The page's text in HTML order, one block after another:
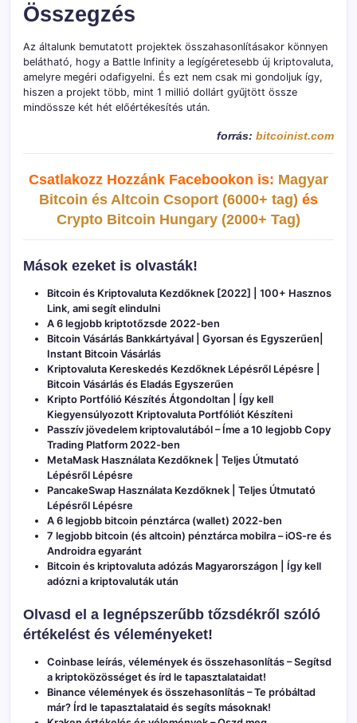
Összegzés
Az általunk bemutatott projektek összahasonlításakor könnyen
belátható, hogy a Battle Infinity a legígéretesebb új kriptovaluta,
amelyre megéri odafigyelni. És ezt nem csak mi gondoljuk így,
hiszen a projekt több, mint 1 millió dollárt gyűjtött össze
mindössze két hét előértékesítés után.
forrás: bitcoinist.com
Csatlakozz Hozzánk Facebookon is: Magyar
Bitcoin és Altcoin Csoport (6000+ tag) és
Crypto Bitcoin Hungary (2000+ Tag)
Mások ezeket is olvasták!
Bitcoin és Kriptovaluta Kezdőknek [2022] | 100+ Hasznos
Link, ami segít elindulni
A 6 legjobb kriptotőzsde 2022-ben
Bitcoin Vásárlás Bankkártyával | Gyorsan és Egyszerűen|
Instant Bitcoin Vásárlás
Kriptovaluta Kereskedés Kezdőknek Lépésről Lépésre |
Bitcoin Vásárlás és Eladás Egyszerűen
Kripto Portfólió Készítés Átgondoltan | Így kell
Kiegyensúlyozott Kriptovaluta Portfóliót Készíteni
Passzív jövedelem kriptovalutából – Íme a 10 legjobb Copy
Trading Platform 2022-ben
MetaMask Használata Kezdőknek | Teljes Útmutató
Lépésről Lépésre
PancakeSwap Használata Kezdőknek | Teljes Útmutató
Lépésről Lépésre
A 6 legjobb bitcoin pénztárca (wallet) 2022-ben
7 legjobb bitcoin (és altcoin) pénztárca mobilra – iOS-re és
Androidra egyaránt
Bitcoin és kriptovaluta adózás Magyarországon | Így kell
adózni a kriptovaluták után
Olvasd el a legnépszerűbb tőzsdékről szóló
értékelést és véleményeket!
Coinbase leírás, vélemények és összehasonlítás – Segítsd
a kriptoközösséget és írd le tapasztalataidat!
Binance vélemények és összehasonlítás – Te próbáltad
már? Írd le tapasztalataid és segíts másoknak!